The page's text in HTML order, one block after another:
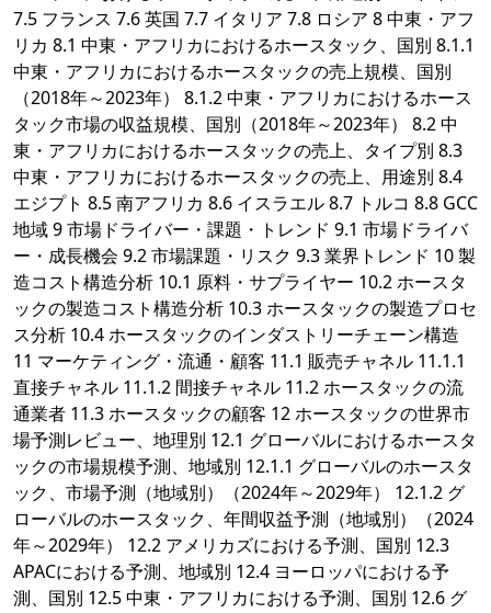
7.5 フランス 7.6 英国 7.7 イタリア 7.8 ロシア 8 中東・アフ
リカ 8.1 中東・アフリカにおけるホースタック、国別 8.1.1
中東・アフリカにおけるホースタックの売上規模、国別
（2018年～2023年） 8.1.2 中東・アフリカにおけるホース
タック市場の収益規模、国別（2018年～2023年） 8.2 中
東・アフリカにおけるホースタックの売上、タイプ別 8.3
中東・アフリカにおけるホースタックの売上、用途別 8.4
エジプト 8.5 南アフリカ 8.6 イスラエル 8.7 トルコ 8.8 GCC
地域 9 市場ドライバー・課題・トレンド 9.1 市場ドライバ
ー・成長機会 9.2 市場課題・リスク 9.3 業界トレンド 10 製
造コスト構造分析 10.1 原料・サプライヤー 10.2 ホースタ
ックの製造コスト構造分析 10.3 ホースタックの製造プロセ
ス分析 10.4 ホースタックのインダストリーチェーン構造
11 マーケティング・流通・顧客 11.1 販売チャネル 11.1.1
直接チャネル 11.1.2 間接チャネル 11.2 ホースタックの流
通業者 11.3 ホースタックの顧客 12 ホースタックの世界市
場予測レビュー、地理別 12.1 グローバルにおけるホースタ
ックの市場規模予測、地域別 12.1.1 グローバルのホースタ
ック、市場予測（地域別）（2024年～2029年） 12.1.2 グ
ローバルのホースタック、年間収益予測（地域別）（2024
年～2029年） 12.2 アメリカズにおける予測、国別 12.3
APACにおける予測、地域別 12.4 ヨーロッパにおける予
測、国別 12.5 中東・アフリカにおける予測、国別 12.6 グ